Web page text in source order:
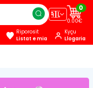
🇦🇱
0
0.00€
Riporosit
Listat e mia
Kyçu
Llogaria